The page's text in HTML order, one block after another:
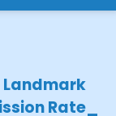
Landmark
Rate